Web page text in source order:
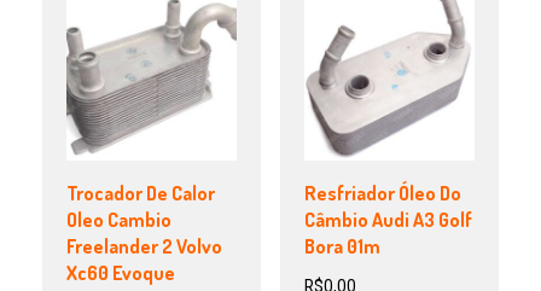
Trocador De Calor
Oleo Cambio
Freelander 2 Volvo
Xc60 Evoque
Resfriador Óleo Do
Câmbio Audi A3 Golf
Bora 01m
R$0,00